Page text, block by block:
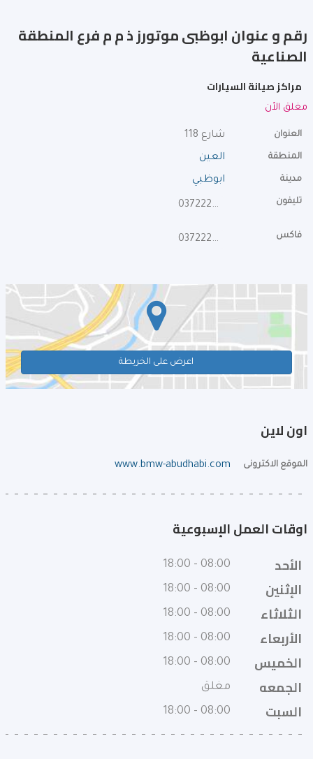
رقم و عنوان ابوظبى موتورز ذ م م فرع المنطقة
الصناعية
مراكز صيانة السيارات
مغلق الأن
العنوان شارع 118
المنطقة العين
مدينة ابوظبي
تليفون 037222240
فاكس 037222242
اعرض على الخريطة
اون لاين
الموقع الاكترونى www.bmw-abudhabi.com
اوقات العمل الإسبوعية
الأحد
08:00 - 18:00
الإثنين 08:00 - 18:00
الثلاثاء 08:00 - 18:00
الأربعاء 08:00 - 18:00
الخميس 08:00 - 18:00
الجمعه مغلق
السبت 08:00 - 18:00